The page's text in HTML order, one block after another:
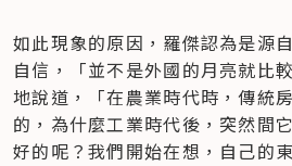
如此現象的原因，羅傑認為是源
自信，「並不是外國的月亮就比
地說道，「在農業時代時，傳統
的，為什麼工業時代後，突然間
好的呢？我們開始在想，自己的